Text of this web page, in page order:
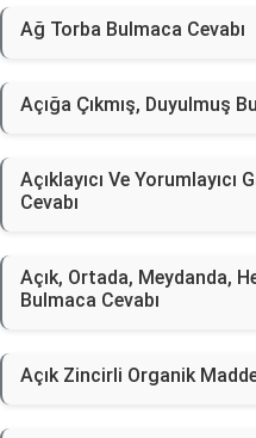
Ağ Torba Bulmaca Cevabı
Açığa Çıkmış, Duyulmuş
Açıklayıcı Ve Yorumlayıcı
Cevabı
Açık, Ortada, Meydanda,
Bulmaca Cevabı
Açık Zincirli Organik